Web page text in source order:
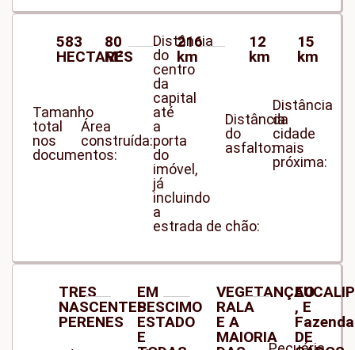
Tamanho
total
nos
documentos:
583
HECTARES
Área
construída:
80
M²
Distância
do
centro
da
capital
até
a
porta
do
imóvel,
já
incluindo
a
estrada de chão:
216
km
Distância
do
asfalto:
12
km
Distância
da
cidade
mais
próxima:
15
km
TRES
NASCENTES
PERENES
EM
PESCIMO
ESTADO
E
VEGETANÇAO
RALA
E A
MAIORIA
, E
DE